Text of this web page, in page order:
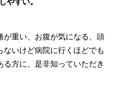
やすい。
が重い、お腹が気になる、頭
ないけど病院に行くほどでも
方に、是非知っていただき